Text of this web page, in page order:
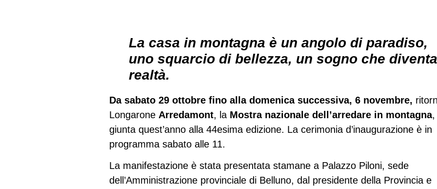
La casa in montagna è un angolo di paradiso,
uno squarcio di bellezza, un sogno che diventa
realtà.
Da sabato 29 ottobre fino alla domenica successiva, 6 novembre,
Longarone Arredamont, la Mostra nazionale dell’arredare in montagna,
giunta quest’anno alla 44esima edizione. La cerimonia d’inaugurazione è in
programma sabato alle 11.
La manifestazione è stata presentata stamane a Palazzo Piloni, sede
dell’Amministrazione provinciale di Belluno, dal presidente della Provincia e